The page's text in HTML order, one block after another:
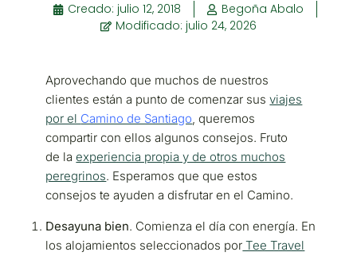
Creado: julio 12, 2018
Begoña Abalo
Modificado: julio 24, 2026
Aprovechando que muchos de nuestros
clientes están a punto de comenzar susviajes
por el Camino de Santiago, queremos
compartir con ellos algunos consejos. Fruto
de laexperiencia propia y de otros muchos
peregrinos. Esperamos que que estos
consejos te ayuden a disfrutar en el Camino.
Desayuna bien. Comienza el día con energía. En
los alojamientos seleccionados por Tee Travel